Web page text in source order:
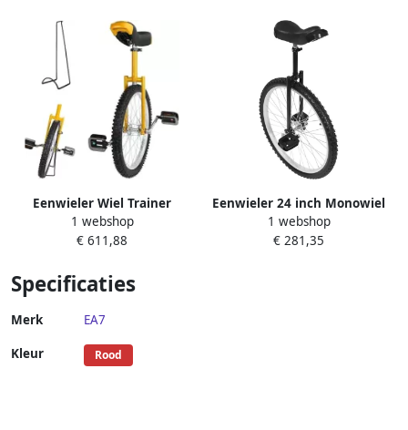
Eenwieler Wiel Trainer
Balansfiets Oefenfiets Balans
Trainen Verstelbare Zitting
1 webshop
€ 611,88
Eenwieler 24 inch Monowiel
Balansfiets Balanstraining
Fitness In hoogte verstelbaar
1 webshop
€ 281,35
Specificaties
Merk EA7
Kleur Rood